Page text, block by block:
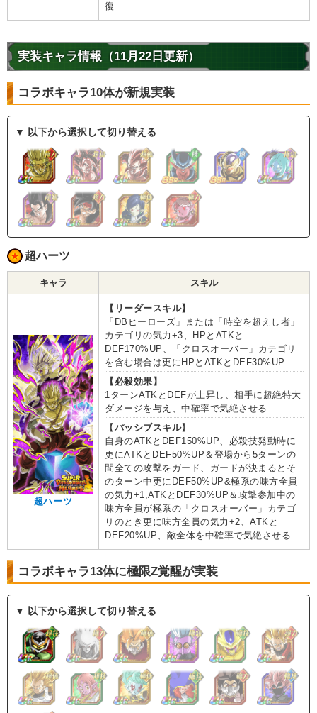
復
実装キャラ情報（11月22日更新）
コラボキャラ10体が新規実装
▼ 以下から選択して切り替える
超ハーツ
キャラ スキル
超ハーツ
【リーダースキル】
「DBヒーローズ」または「時空を超えし者」
カテゴリの気力+3、HPとATKと
DEF170%UP、「クロスオーバー」カテゴリ
を含む場合は更にHPとATKとDEF30%UP
【必殺効果】
1ターンATKとDEFが上昇し、相手に超絶特大
ダメージを与え、中確率で気絶させる
【パッシブスキル】
自身のATKとDEF150%UP、必殺技発動時に
更にATKとDEF50%UP＆登場から5ターンの
間全ての攻撃をガード、ガードが決まるとそ
のターン中更にDEF50%UP&極系の味方全員
の気力+1,ATKとDEF30%UP＆攻撃参加中の
味方全員が極系の「クロスオーバー」カテゴ
リのとき更に味方全員の気力+2、ATKと
DEF20%UP、敵全体を中確率で気絶させる
コラボキャラ13体に極限Z覚醒が実装
▼ 以下から選択して切り替える